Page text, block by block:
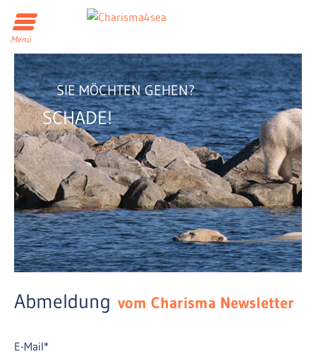
Menü
SIE MÖCHTEN GEHEN?
SCHADE!
Abmeldung vom Charisma Newsletter
E-Mail*